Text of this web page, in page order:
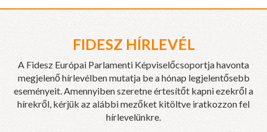
FIDESZ HÍRLEVÉL
A Fidesz Európai Parlamenti Képviselőcsoportja havonta
megjelenő hírlevélben mutatja be a hónap legjelentősebb
eseményeit. Amennyiben szeretne értesítőt kapni ezekről a
hírekről, kérjük az alábbi mezőket kitöltve iratkozzon fel
hírlevelünkre.